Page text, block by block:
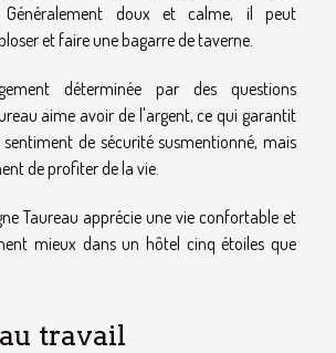
Généralement doux et calme, il peut
et faire une bagarre de taverne.
déterminée par des questions
aime avoir de l'argent, ce qui garantit
de sécurité susmentionné, mais
de profiter de la vie.
Taureau apprécie une vie confortable et
mieux dans un hôtel cinq étoiles que
travail